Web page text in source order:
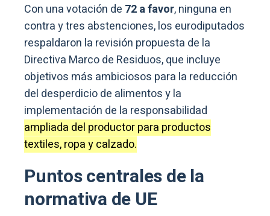
Con una votación de 72 a favor, ninguna en
contra y tres abstenciones, los eurodiputados
respaldaron la revisión propuesta de la
Directiva Marco de Residuos, que incluye
objetivos más ambiciosos para la reducción
del desperdicio de alimentos y la
implementación de la responsabilidad
ampliada del productor para productos
textiles, ropa y calzado.
Puntos centrales de la
normativa de UE